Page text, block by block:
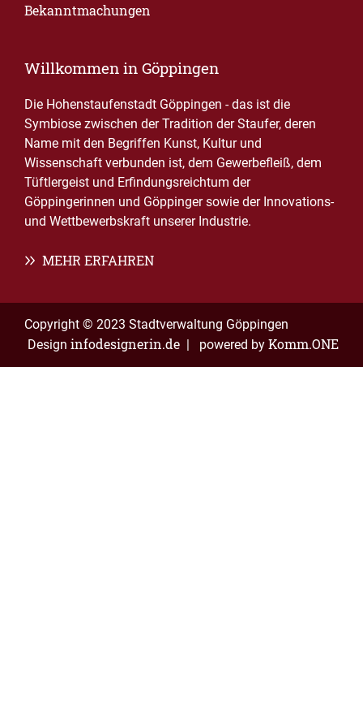
Bekanntmachungen
Willkommen in Göppingen
Die Hohenstaufenstadt Göppingen - das ist die
Symbiose zwischen der Tradition der Staufer, deren
Name mit den Begriffen Kunst, Kultur und
Wissenschaft verbunden ist, dem Gewerbefleiß, dem
Tüftlergeist und Erfindungsreichtum der
Göppingerinnen und Göppinger sowie der Innovations-
und Wettbewerbskraft unserer Industrie.
MEHR ERFAHREN
Copyright © 2023 Stadtverwaltung Göppingen
Design infodesignerin.de | powered by Komm.ONE